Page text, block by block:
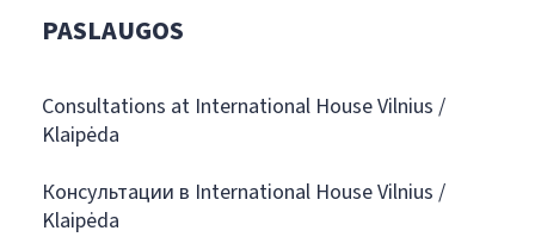
PASLAUGOS
Consultations at International House Vilnius /
Klaipėda
Консультации в International House Vilnius /
Klaipėda